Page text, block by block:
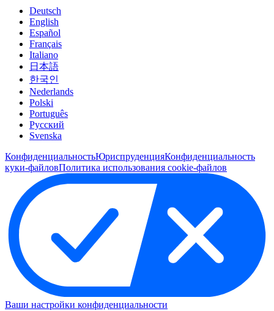
Deutsch
English
Español
Français
Italiano
日本語
한국인
Nederlands
Polski
Português
Pусский
Svenska
КонфиденциальностьЮриспруденцияКонфиденциальность
куки-файловПолитика использования cookie-файлов
Ваши настройки конфиденциальности